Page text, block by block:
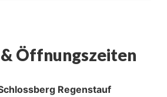
Öffnungszeiten
Regenstauf